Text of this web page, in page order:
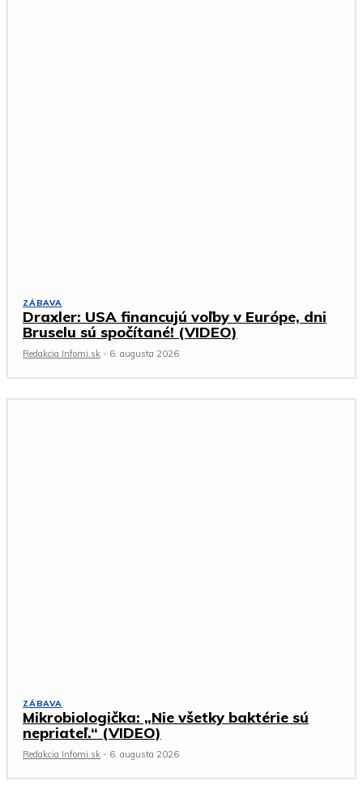
ZÁBAVA
Draxler: USA financujú voľby v Európe, dni
Bruselu sú spočítané! (VIDEO)
Redakcia Infomi.sk - 6. augusta 2026
ZÁBAVA
Mikrobiologička: „Nie všetky baktérie sú
nepriateľ.“ (VIDEO)
Redakcia Infomi.sk - 6. augusta 2026